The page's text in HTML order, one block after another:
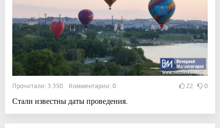
Прочитали: 3 350 Комментарии: 0 22 0
Стали известны даты проведения.